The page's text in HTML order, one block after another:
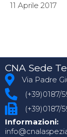
11 Aprile 2017
CNA Sede
Via Padre
(+39)0187/
(+39)0187/
Informazioni: